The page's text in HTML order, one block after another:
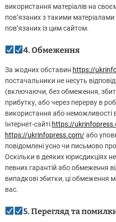
використання матеріалів на
пов’язаних з такими
пов’язаних із цим сайтом.
4. Обмеження
За жодних обставин https://
постачальники не несуть
(включаючи, без обмеження,
прибутку, або через перерву в
використання або неможливості
Інтернет-сайті https://
https://ukrinfopress.com/або
повідомлені усно чи письмово
Оскільки в деяких юрисдикціях
певних гарантій або обмеження
випадкові збитки, ці обмеження
вас.
5. Перегляд та